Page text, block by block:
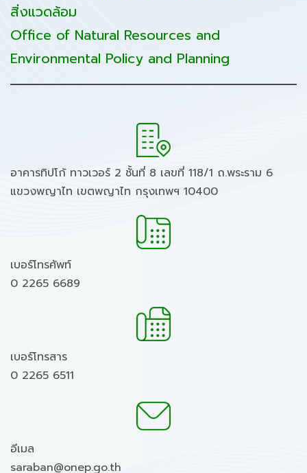
สิ่งแวดล้อม
Office of Natural Resources and
Environmental Policy and Planning
อาคารทิปโก้ ทาวเวอร์ 2 ชั้นที่ 8 เลขที่ 118/1 ถ.พระราม 6
แขวงพญาไท เขตพญาไท กรุงเทพฯ 10400
เบอร์โทรศัพท์
0 2265 6689
เบอร์โทรสาร
0 2265 6511
อีเมล
saraban@onep.go.th